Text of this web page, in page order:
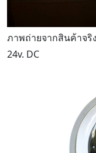
ภาพถ่ายจากสินค้าจริ
24v. DC